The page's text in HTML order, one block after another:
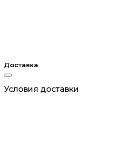
Доставка
Условия доставки